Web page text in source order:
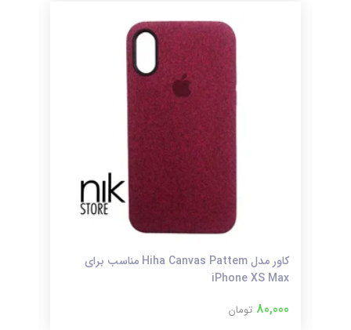
کاور مدل Hiha Canvas Pattem مناسب برای
iPhone XS Max
80,000 تومان